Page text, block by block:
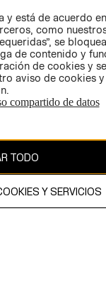
por copyright y es
y está de acuerdo
como
se
de contenido y
de cookies y
aviso de cookies
compartido de datos
TODO
Y SERVICIOS